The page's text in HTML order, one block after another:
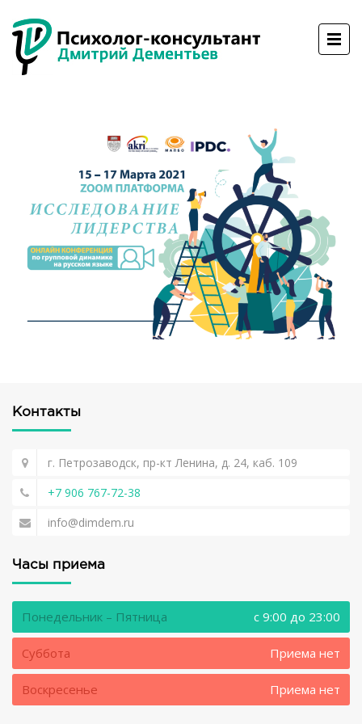
Контакты
г. Петрозаводск, пр-кт Ленина, д. 24, каб. 109
+7 906 767-72-38
info@dimdem.ru
Часы приема
Понедельник – Пятница c 9:00 до 23:00
Суббота Приема нет
Воскресенье Приема нет